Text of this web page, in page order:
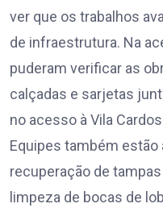
ver que os trabalhos
de infraestrutura. Na
puderam verificar as
calçadas e sarjetas
no acesso à Vila
Equipes também estão
recuperação de
limpeza de bocas de